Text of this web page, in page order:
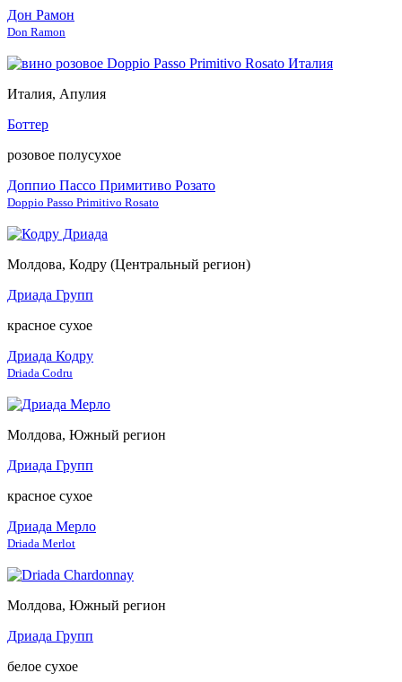
Дон Рамон
Don Ramon
Италия, Апулия
Боттер
розовое полусухое
Доппио Пассо Примитиво Розато
Doppio Passo Primitivo Rosato
Молдова, Кодру (Центральный регион)
Дриада Групп
красное сухое
Дриада Кодру
Driada Codru
Молдова, Южный регион
Дриада Групп
красное сухое
Дриада Мерло
Driada Merlot
Молдова, Южный регион
Дриада Групп
белое сухое